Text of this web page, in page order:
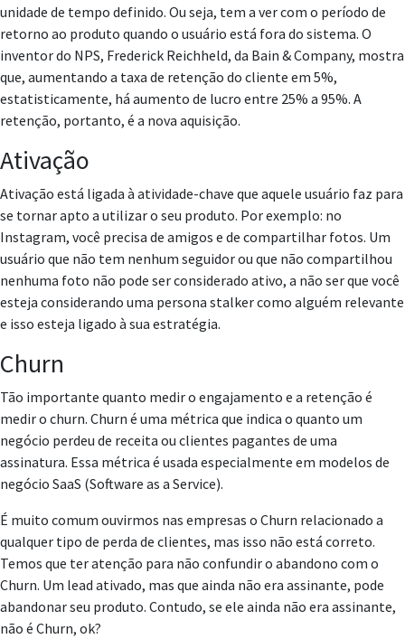
unidade de tempo definido. Ou seja, tem a ver com o período de
retorno ao produto quando o usuário está fora do sistema. O
inventor do NPS, Frederick Reichheld, da Bain & Company, mostra
que, aumentando a taxa de retenção do cliente em 5%,
estatisticamente, há aumento de lucro entre 25% a 95%. A
retenção, portanto, é a nova aquisição.
Ativação
Ativação está ligada à atividade-chave que aquele usuário faz para
se tornar apto a utilizar o seu produto. Por exemplo: no
Instagram, você precisa de amigos e de compartilhar fotos. Um
usuário que não tem nenhum seguidor ou que não compartilhou
nenhuma foto não pode ser considerado ativo, a não ser que você
esteja considerando uma persona stalker como alguém relevante
e isso esteja ligado à sua estratégia.
Churn
Tão importante quanto medir o engajamento e a retenção é
medir o churn. Churn é uma métrica que indica o quanto um
negócio perdeu de receita ou clientes pagantes de uma
assinatura. Essa métrica é usada especialmente em modelos de
negócio SaaS (Software as a Service).
É muito comum ouvirmos nas empresas o Churn relacionado a
qualquer tipo de perda de clientes, mas isso não está correto.
Temos que ter atenção para não confundir o abandono com o
Churn. Um lead ativado, mas que ainda não era assinante, pode
abandonar seu produto. Contudo, se ele ainda não era assinante,
não é Churn, ok?